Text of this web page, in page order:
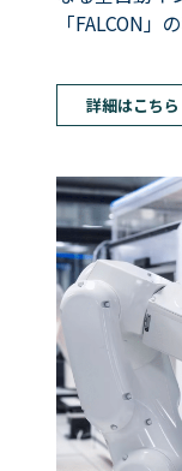
NGS業界
義する
Novogeneで
なる全自動
詳細はこちら